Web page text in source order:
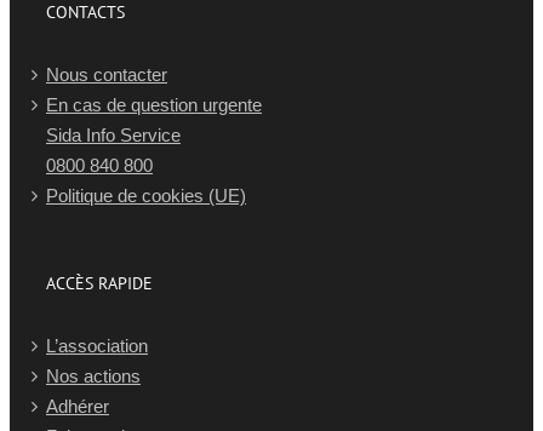
CONTACTS
Nous contacter
En cas de question urgente
Sida Info Service
0800 840 800
Politique de cookies (UE)
ACCÈS RAPIDE
L’association
Nos actions
Adhérer